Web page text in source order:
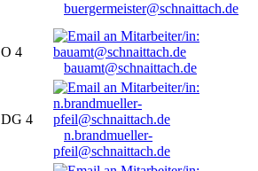
buergermeister@schnaittach.de
O 4
bauamt@schnaittach.de
DG 4
n.brandmueller-
pfeil@schnaittach.de